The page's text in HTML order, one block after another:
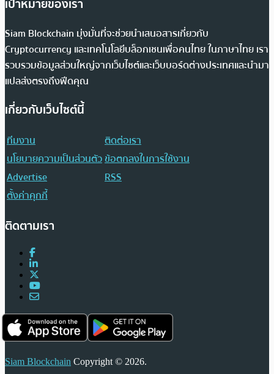
เป้าหมายของเรา
Siam Blockchain มุ่งมั่นที่จะช่วยนำเสนอสารเกี่ยวกับ
Cryptocurrency และเทคโนโลยีบล็อกเชนเพื่อคนไทย ในภาษาไทย เรา
รวบรวมข้อมูลส่วนใหญ่จากเว็บไซต์และเว็บบอร์ดต่างประเทศและนำมา
แปลส่งตรงถึงฟีดคุณ
เกี่ยวกับเว็บไซต์นี้
ทีมงาน
ติดต่อเรา
นโยบายความเป็นส่วนตัวข้อตกลงในการใช้งาน
Advertise
RSS
ตั้งค่าคุกกี้
ติดตามเรา
Siam Blockchain Copyright © 2026.